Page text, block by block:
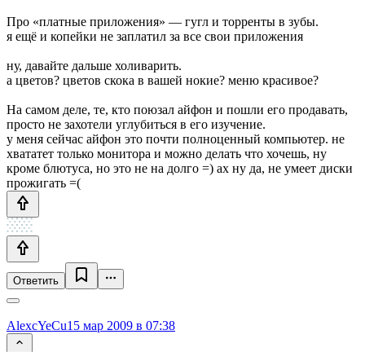
Про «платные приложения» — гугл и торренты в зубы.
я ещё и копейки не заплатил за все свои приложения
ну, давайте дальше холиварить.
а цветов? цветов скока в вашей нокие? меню красивое?
На самом деле, те, кто поюзал айфон и пошли его продавать,
просто не захотели углубиться в его изучение.
у меня сейчас айфон это почти полноценный компьютер. не
хвататет только монитора и можно делать что хочешь, ну
кроме блютуса, но это не на долго =) ах ну да, не умеет диски
прожигать =(
Ответить
AlexcYeCu15 мар 2009 в 07:38